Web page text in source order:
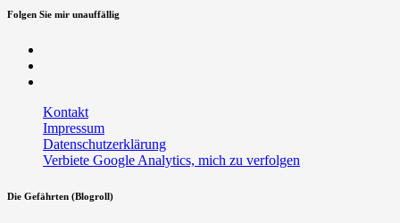
Folgen Sie mir unauffällig
Kontakt
Impressum
Datenschutzerklärung
Verbiete Google Analytics, mich zu verfolgen
Die Gefährten (Blogroll)